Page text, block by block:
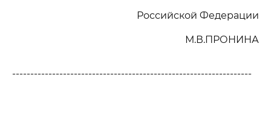
Российской Федерации
М.В.ПРОНИНА
------------------------------------------------------------------